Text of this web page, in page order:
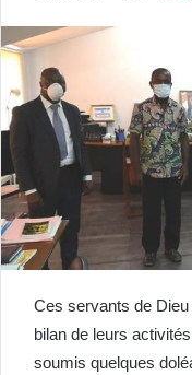
Ces servants de
bilan de leurs
soumis quelques